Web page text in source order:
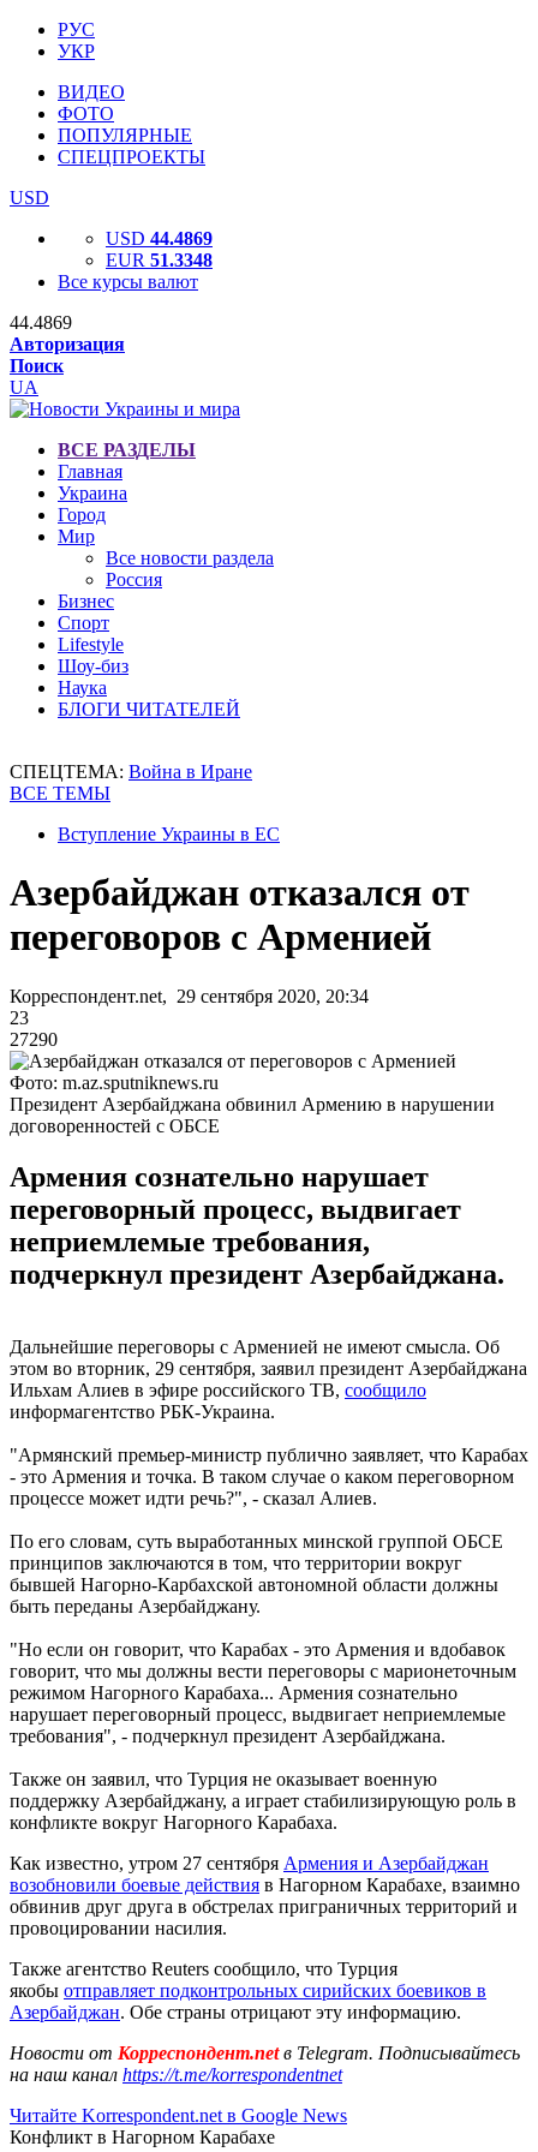
РУС
УКР
ВИДЕО
ФОТО
ПОПУЛЯРНЫЕ
СПЕЦПРОЕКТЫ
USD
USD 44.4869
EUR 51.3348
Все курсы валют
44.4869
Авторизация
Поиск
UA
ВСЕ РАЗДЕЛЫ
Главная
Украина
Город
Мир
Все новости раздела
Россия
Бизнес
Спорт
Lifestyle
Шоу-биз
Наука
БЛОГИ ЧИТАТЕЛЕЙ
СПЕЦТЕМА: Война в Иране
ВСЕ ТЕМЫ
Вступление Украины в ЕС
Азербайджан отказался от
переговоров с Арменией
Корреспондент.net, 29 сентября 2020, 20:34
23
27290
Фото: m.az.sputniknews.ru
Президент Азербайджана обвинил Армению в нарушении
договоренностей с ОБСЕ
Армения сознательно нарушает
переговорный процесс, выдвигает
неприемлемые требования,
подчеркнул президент Азербайджана.
Дальнейшие переговоры с Арменией не имеют смысла. Об
этом во вторник, 29 сентября, заявил президент Азербайджана
Ильхам Алиев в эфире российского ТВ, сообщило
информагентство РБК-Украина.
"Армянский премьер-министр публично заявляет, что Карабах
- это Армения и точка. В таком случае о каком переговорном
процессе может идти речь?", - сказал Алиев.
По его словам, суть выработанных минской группой ОБСЕ
принципов заключаются в том, что территории вокруг
бывшей Нагорно-Карбахской автономной области должны
быть переданы Азербайджану.
"Но если он говорит, что Карабах - это Армения и вдобавок
говорит, что мы должны вести переговоры с марионеточным
режимом Нагорного Карабаха... Армения сознательно
нарушает переговорный процесс, выдвигает неприемлемые
требования", - подчеркнул президент Азербайджана.
Также он заявил, что Турция не оказывает военную
поддержку Азербайджану, а играет стабилизирующую роль в
конфликте вокруг Нагорного Карабаха.
Как известно, утром 27 сентября Армения и Азербайджан
возобновили боевые действия в Нагорном Карабахе, взаимно
обвинив друг друга в обстрелах приграничных территорий и
провоцировании насилия.
Также агентство Reuters сообщило, что Турция
якобы отправляет подконтрольных сирийских боевиков в
Азербайджан. Обе страны отрицают эту информацию.
Новости от Корреспондент.netв Telegram. Подписывайтесь
на наш канал https://t.me/korrespondentnet
Читайте Korrespondent.net в Google News
Конфликт в Нагорном Карабахе